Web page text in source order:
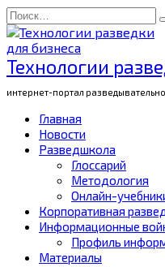
Перейти
к
содержанию
Search
for:
Технологии
интернет-портал
Главная
Новости
Разведшкола
Глоссарий
Методология
Онлайн-
Корпоративная
Информационные
Профиль
Материалы